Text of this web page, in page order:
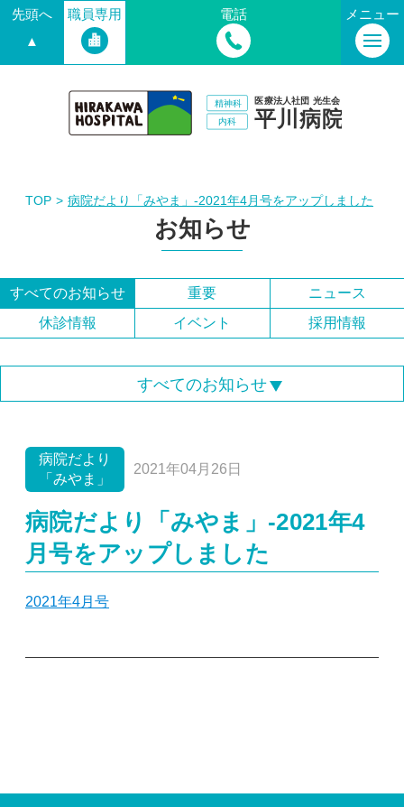
先頭へ
▲
職員専用 電話 メニュー
TOP 病院だより「みやま」-2021年4月号をアップしました
お知らせ
すべてのお知らせ 重要
ニュース
休診情報
イベント 採用情報
すべてのお知らせ
病院だより
「みやま」
2021年04月26日
病院だより「みやま」-2021年4
月号をアップしました
2021年4月号